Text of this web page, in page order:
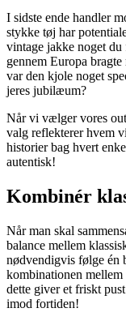
I sidste ende handler
stykke tøj har
vintage jakke noget du
gennem Europa
var den kjole noget
jeres jubilæum?
Når vi vælger vores
valg reflekterer hvem
historier bag hvert
autentisk!
Kombinér
Når man skal
balance mellem
nødvendigvis følge én
kombinationen mellem
dette giver et friskt
imod fortiden!